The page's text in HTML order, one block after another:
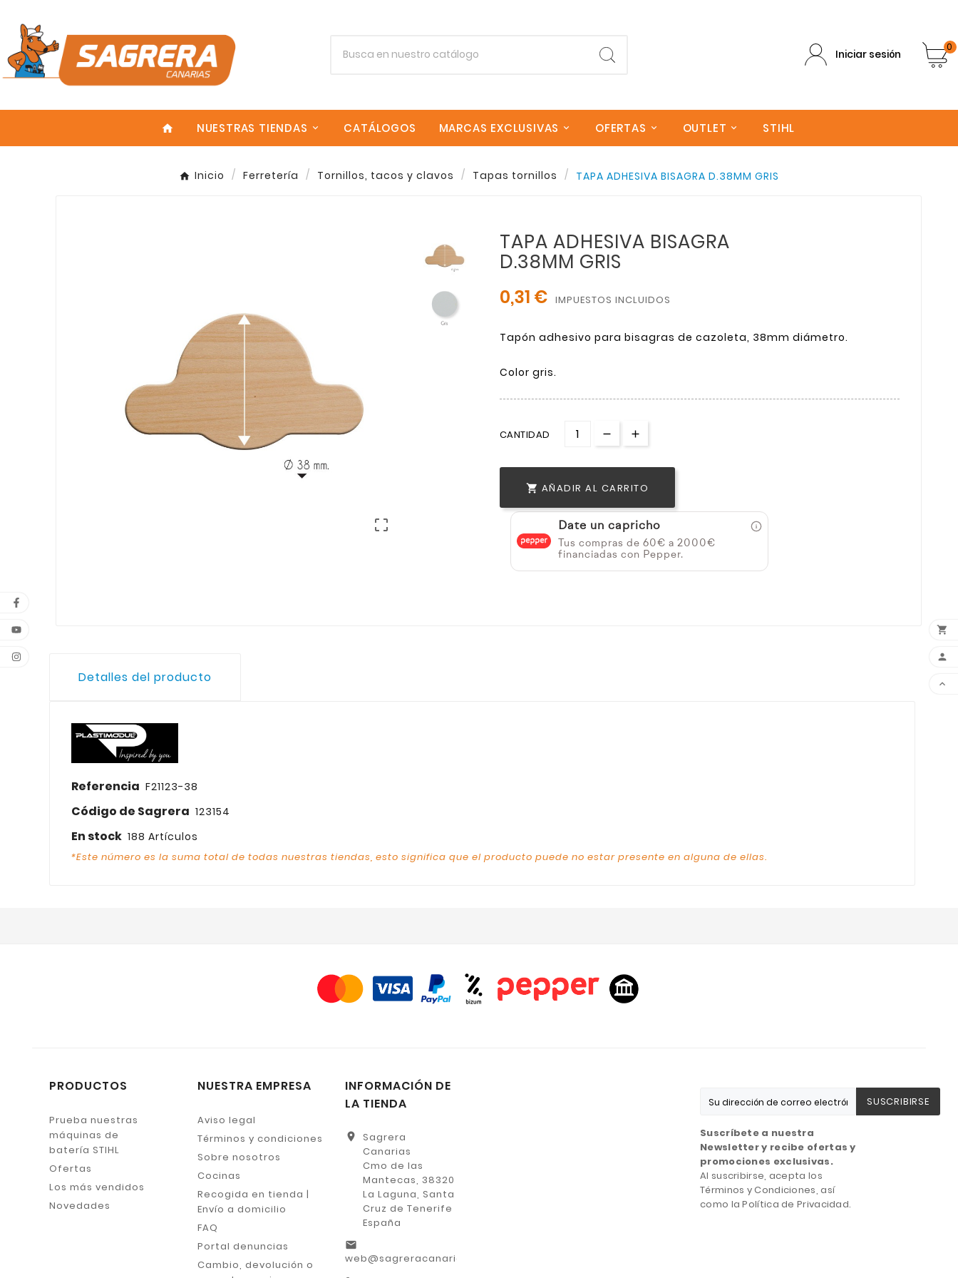
Iniciar sesión
0
home NUESTRAS TIENDAS CATÁLOGOS MARCAS EXCLUSIVAS OFERTAS OUTLET STIHL
Inicio Ferretería Tornillos, tacos y clavos Tapas tornillos TAPA ADHESIVA BISAGRA D.38MM GRIS

TAPA ADHESIVA BISAGRA
D.38MM GRIS
0,31 € IMPUESTOS INCLUIDOS
Tapón adhesivo para bisagras de cazoleta, 38mm diámetro.
Color gris.
CANTIDAD
 AÑADIR AL CARRITO
Date un capricho
Tus compras de 60€ a 2000€
financiadas con Pepper.
Detalles del producto
Referencia F21123-38
Código de Sagrera 123154
En stock 188 Artículos
*Este número es la suma total de todas nuestras tiendas, esto significa que el producto puede no estar presente en alguna de ellas.
PRODUCTOS
Prueba nuestras
máquinas de
batería STIHL
Ofertas
Los más vendidos
Novedades
NUESTRA EMPRESA
Aviso legal
Términos y condiciones
Sobre nosotros
Cocinas
Recogida en tienda |
Envío a domicilio
FAQ
Portal denuncias
Cambio, devolución o
INFORMACIÓN DE
LA TIENDA
location_on
Sagrera
Canarias
Cmo de las
Mantecas, 38320
La Laguna, Santa
Cruz de Tenerife
España
email
web@sagreracanarias.es
SUSCRIBIRSE
Suscríbete a nuestra
Newsletter y recibe ofertas y
promociones exclusivas.
Al suscribirse, acepta los
Términos y Condiciones, así
como la Política de Privacidad.



Empieza escribiendo lo que buscas.